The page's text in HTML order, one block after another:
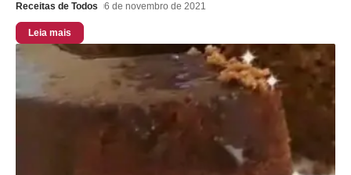
Receitas de Todos 6 de novembro de 2021
Leia mais